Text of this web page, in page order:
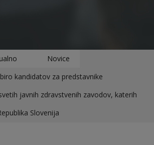
Novice
kandidatov za predstavnike
javnih zdravstvenih zavodov, katerih
Slovenija